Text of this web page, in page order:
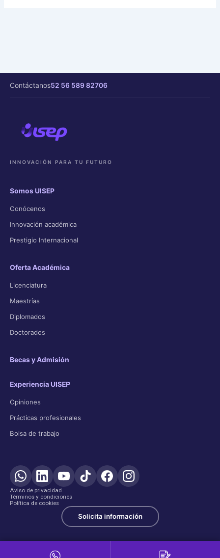
Contáctanos52 56 589 82706
INNOVACIÓN PARA TU FUTURO
Somos UISEP
Conócenos
Innovación académica
Prestigio Internacional
Oferta Académica
Licenciatura
Maestrías
Diplomados
Doctorados
Becas y Admisión
Experiencia UISEP
Opiniones
Prácticas profesionales
Bolsa de trabajo
Aviso de privacidad
Términos y condiciones
Política de cookies
Solicita información